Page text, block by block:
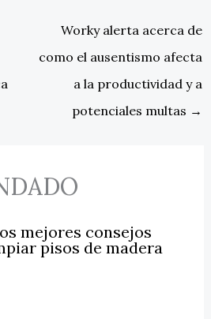
Worky alerta acerca de
como el ausentismo afecta
a la productividad y a
potenciales multas →
mejores consejos
pisos de madera